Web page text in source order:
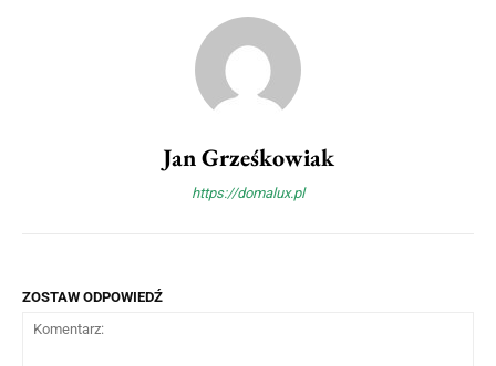
Jan Grześkowiak
https://domalux.pl
ZOSTAW ODPOWIEDŹ